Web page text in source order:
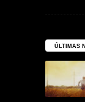
ÚLTIMAS